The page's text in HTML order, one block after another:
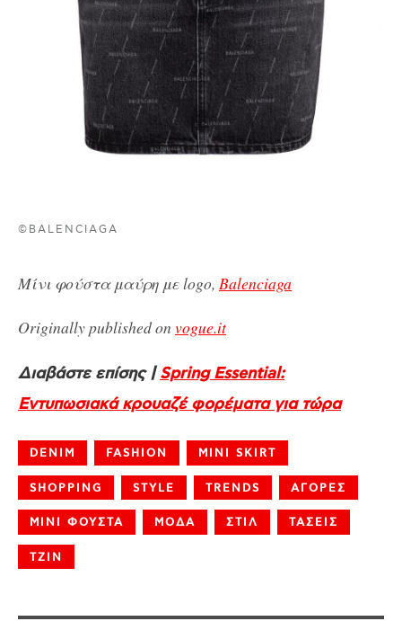
©BALENCIAGA
Μίνι φούστα μαύρη με logo, Balenciaga
Originally published on vogue.it
Διαβάστε επίσης |Spring Essential:
Εντυπωσιακά κρουαζέ φορέματα για τώρα
DENIM FASHION MINI SKIRT
SHOPPING STYLE TRENDS ΑΓΟΡΕΣ
ΜΙΝΙ ΦΟΥΣΤΑ ΜΟΔΑ ΣΤΙΛ ΤΑΣΕΙΣ
ΤΖΙΝ